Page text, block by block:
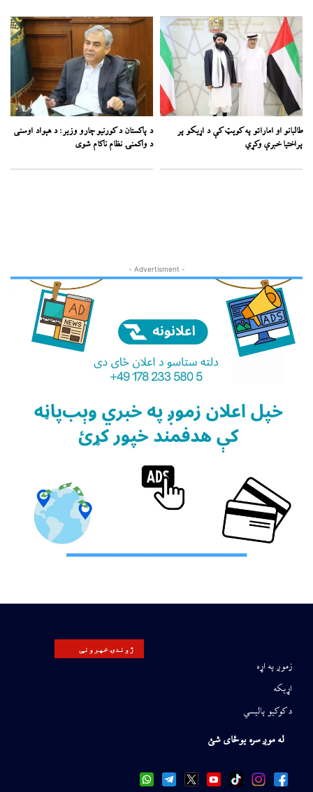
طالبانو او اماراتو په کوېټ کې د اړیکو پر
پراختیا خبرې وکړي
د پاکستان د کورنیو چارو وزیر: د هېواد اوسنی
د واکمنۍ نظام ناکام شوی
- Advertisment -
ژوندۍ خپرونې
زموږ په اړه
اړیکه
د کوکیو پالیسي
له موږ سره یوځای شئ